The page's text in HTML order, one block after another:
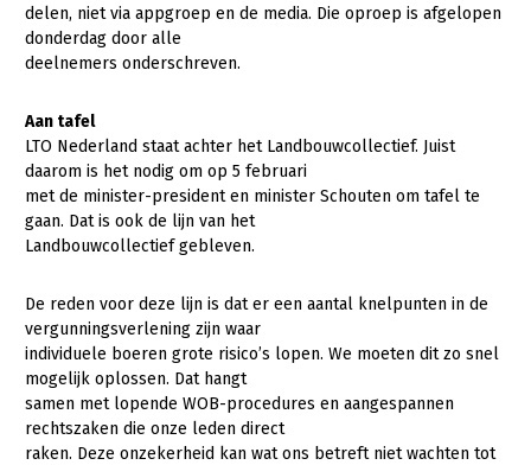
Natuur, klimaat en energie
Bodem en water
Mens, ondernemerschap en onderwijs
Internationaal
Sectoren
Biologische Landbouw
Geitenhouderij
Kalverhouderij
Konijnenhouderij
delen, niet via appgroep en de media. Die oproep is afgelopen
donderdag door alle
deelnemers onderschreven.
Aan tafel
LTO Nederland staat achter het Landbouwcollectief. Juist
daarom is het nodig om op 5 februari
met de minister-president en minister Schouten om tafel te
gaan. Dat is ook de lijn van het
Landbouwcollectief gebleven.
De reden voor deze lijn is dat er een aantal knelpunten in de
vergunningsverlening zijn waar
individuele boeren grote risico’s lopen. We moeten dit zo snel
mogelijk oplossen. Dat hangt
samen met lopende WOB-procedures en aangespannen
rechtszaken die onze leden direct
raken. Deze onzekerheid kan wat ons betreft niet wachten tot